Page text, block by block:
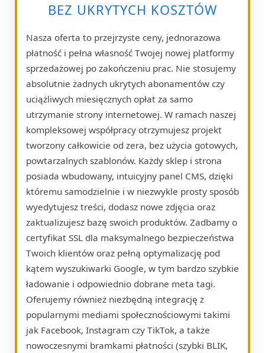
BEZ UKRYTYCH KOSZTÓW
Nasza oferta to przejrzyste ceny, jednorazowa
płatność i pełna własność Twojej nowej platformy
sprzedażowej po zakończeniu prac. Nie stosujemy
absolutnie żadnych ukrytych abonamentów czy
uciążliwych miesięcznych opłat za samo
utrzymanie strony internetowej. W ramach naszej
kompleksowej współpracy otrzymujesz projekt
tworzony całkowicie od zera, bez użycia gotowych,
powtarzalnych szablonów. Każdy sklep i strona
posiada wbudowany, intuicyjny panel CMS, dzięki
któremu samodzielnie i w niezwykle prosty sposób
wyedytujesz treści, dodasz nowe zdjęcia oraz
zaktualizujesz bazę swoich produktów. Zadbamy o
certyfikat SSL dla maksymalnego bezpieczeństwa
Twoich klientów oraz pełną optymalizację pod
kątem wyszukiwarki Google, w tym bardzo szybkie
ładowanie i odpowiednio dobrane meta tagi.
Oferujemy również niezbędną integrację z
popularnymi mediami społecznościowymi takimi
jak Facebook, Instagram czy TikTok, a także
nowoczesnymi bramkami płatności (szybki BLIK,